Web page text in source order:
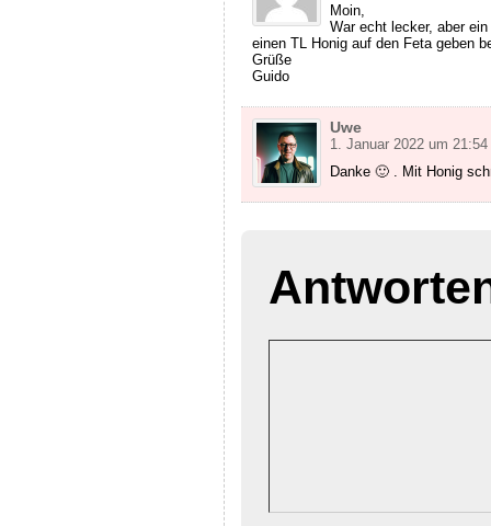
Moin,
War echt lecker, aber
einen TL Honig auf den Feta geben
Grüße
Guido
Uwe
1. Januar 2022 um 21:54
Danke 🙂 . Mit Honig